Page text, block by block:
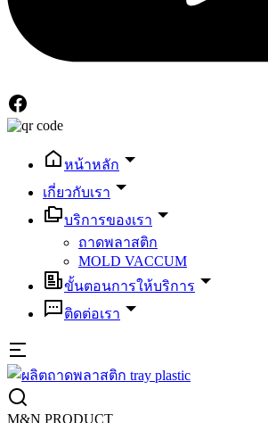
หน้าหลัก
เกี่ยวกับเรา
บริการของเรา
ถาดพลาสติก
MOLD VACCUM
ขั้นตอนการให้บริการ
ติดต่อเรา
M&N PRODUCT